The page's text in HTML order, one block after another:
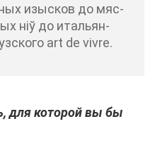
изыс­ков до мяс­
нiў до ита­льян­
art de vivre.
для ко­то­рой вы бы